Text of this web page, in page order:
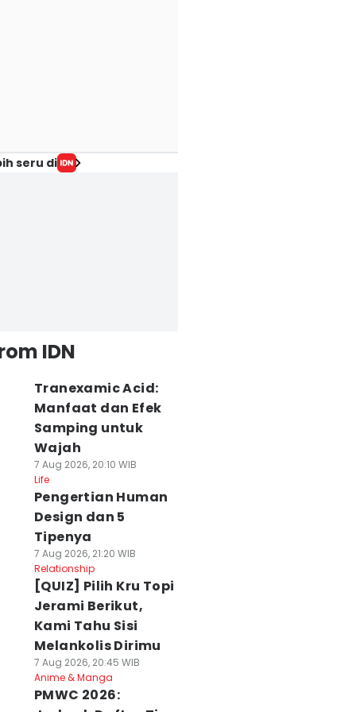
seru di
IDN
Tranexamic Acid:
Manfaat dan Efek
Samping untuk
Wajah
7 Aug 2026, 20:10 WIB
Life
Pengertian Human
Design dan 5
Tipenya
7 Aug 2026, 21:20 WIB
Relationship
[QUIZ] Pilih Kru Topi
Jerami Berikut,
Kami Tahu Sisi
Melankolis Dirimu
7 Aug 2026, 20:45 WIB
Anime & Manga
PMWC 2026: